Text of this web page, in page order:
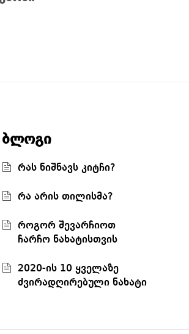
ბლოგი
რას ნიშნავს კიტჩი?
რა არის თილისმა?
როგორ შევარჩიოთ
ჩარჩო ნახატისთვის
2020-ის 10 ყველაზე
ძვირადღირებული ნახატი